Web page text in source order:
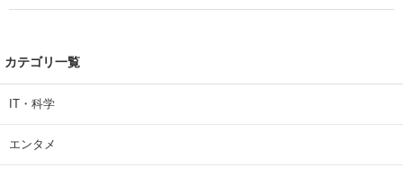
カテゴリ一覧
IT・科学
エンタメ